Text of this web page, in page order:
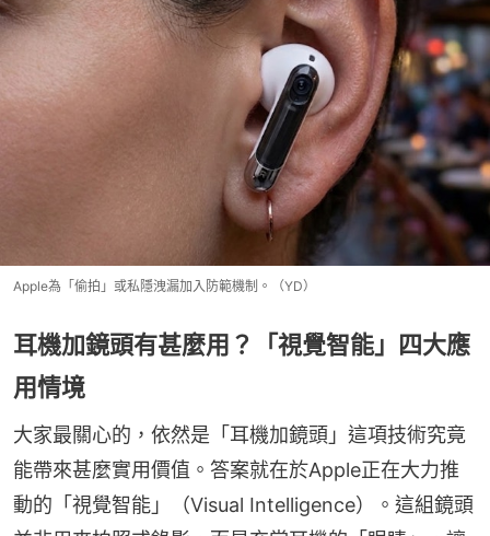
Apple為「偷拍」或私隱洩漏加入防範機制。（YD）
耳機加鏡頭有甚麼用？「視覺智能」四大應
用情境
大家最關心的，依然是「耳機加鏡頭」這項技術究竟
能帶來甚麼實用價值。答案就在於Apple正在大力推
動的「視覺智能」（Visual Intelligence）。這組鏡頭